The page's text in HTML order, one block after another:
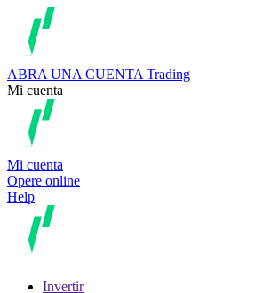
ABRA UNA CUENTA Trading
Mi cuenta
Mi cuenta
Opere online
Help
Invertir